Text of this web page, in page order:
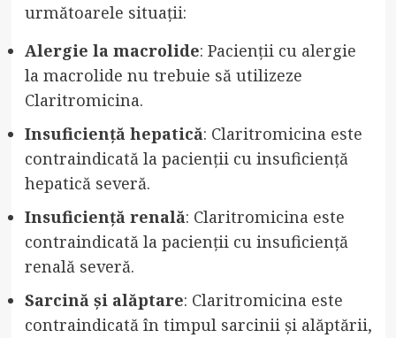
următoarele situații:
Alergie la macrolide: Pacienții cu alergie
la macrolide nu trebuie să utilizeze
Claritromicina.
Insuficiență hepatică: Claritromicina este
contraindicată la pacienții cu insuficiență
hepatică severă.
Insuficiență renală: Claritromicina este
contraindicată la pacienții cu insuficiență
renală severă.
Sarcină și alăptare: Claritromicina este
contraindicată în timpul sarcinii și alăptării,